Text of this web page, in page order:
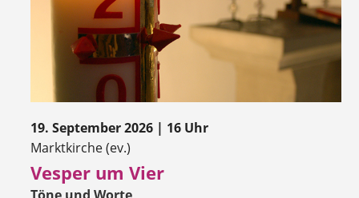
19. September 2026 | 16 Uhr
Marktkirche (ev.)
Vesper um Vier